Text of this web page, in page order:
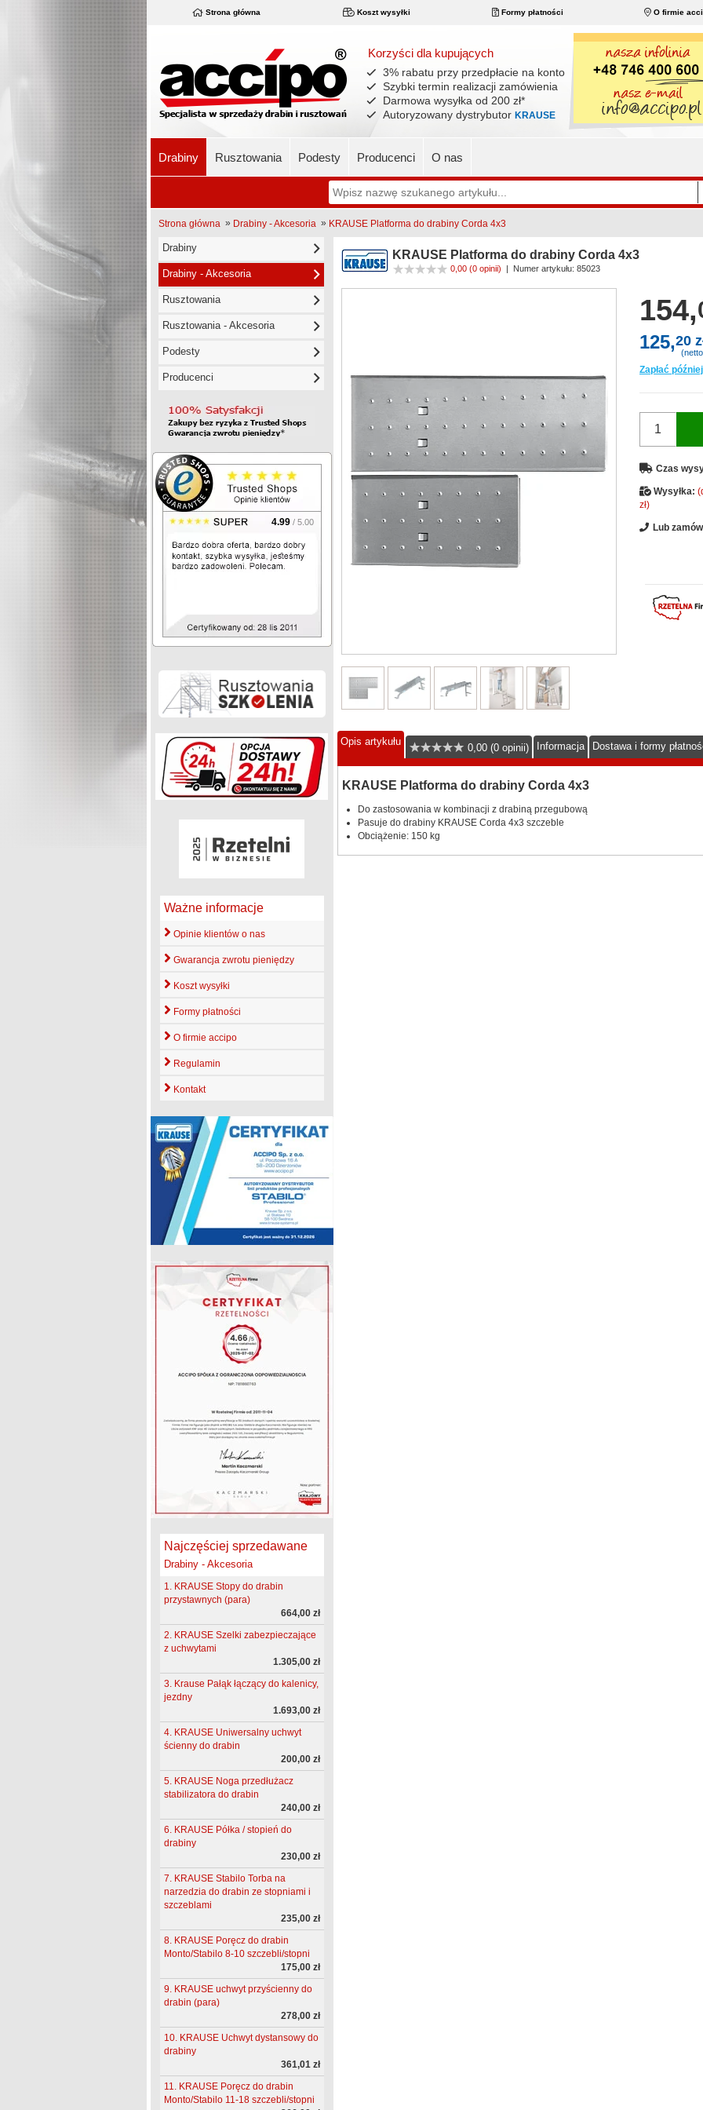
Strona główna Koszt wysyłki Formy płatności O firmie
Korzyści dla kupujących
3% rabatu przy przedpłacie na konto
Szybki termin realizacji zamówienia
Darmowa wysyłka od 200 zł*
Autoryzowany dystrybutor KRAUSE
Drabiny Rusztowania Podesty Producenci O nas
Strona główna » Drabiny - Akcesoria » KRAUSE Platforma do drabiny Corda 4x3
Drabiny
Drabiny - Akcesoria
Rusztowania
Rusztowania - Akcesoria
Podesty
Producenci
4.99 / 5.00
Ważne informacje
Opinie klientów o nas
Gwarancja zwrotu pieniędzy
Koszt wysyłki
Formy płatności
O firmie accipo
Regulamin
Kontakt
Najczęściej sprzedawane
Drabiny - Akcesoria
1. KRAUSE Stopy do drabin
przystawnych (para)
664,00 zł
2. KRAUSE Szelki zabezpieczające
z uchwytami
1.305,00 zł
3. Krause Pałąk łączący do kalenicy,
jezdny
1.693,00 zł
4. KRAUSE Uniwersalny uchwyt
ścienny do drabin
200,00 zł
5. KRAUSE Noga przedłużacz
stabilizatora do drabin
240,00 zł
6. KRAUSE Półka / stopień do
drabiny
230,00 zł
7. KRAUSE Stabilo Torba na
narzedzia do drabin ze stopniami i
szczeblami
235,00 zł
8. KRAUSE Poręcz do drabin
Monto/Stabilo 8-10 szczebli/stopni
175,00 zł
9. KRAUSE uchwyt przyścienny do
drabin (para)
278,00 zł
10. KRAUSE Uchwyt dystansowy do
drabiny
361,01 zł
11. KRAUSE Poręcz do drabin
Monto/Stabilo 11-18 szczebli/stopni
KRAUSE Platforma do drabiny Corda 4x3
0,00 (0 opinii) | Numer artykułu: 85023
154,
125,20
Zapłać później
Czas
Wysyłka:
zł)
Lub
Opis artykułu
0,00 (0 opinii) Informacja Dostawa i formy
KRAUSE Platforma do drabiny Corda 4x3
Do zastosowania w kombinacji z drabiną przegubową
Pasuje do drabiny KRAUSE Corda 4x3 szczeble
Obciążenie: 150 kg